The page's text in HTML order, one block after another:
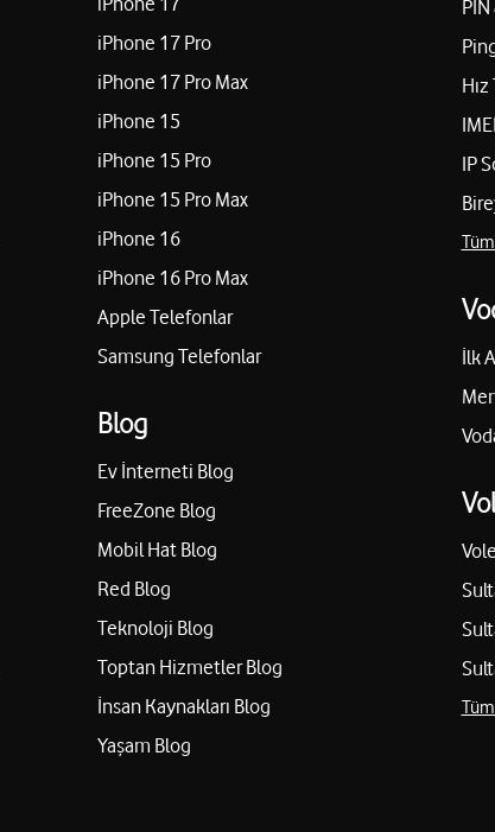
iPhone 17 Pro
iPhone 17 Pro Max
iPhone 15
iPhone 15 Pro
iPhone 15 Pro Max
iPhone 16
iPhone 16 Pro Max
Apple Telefonlar
Samsung Telefonlar
Blog
Ev İnterneti Blog
FreeZone Blog
Mobil Hat Blog
Red Blog
Teknoloji Blog
Toptan Hizmetler Blog
İnsan Kaynakları Blog
Yaşam Blog
IP
İlk